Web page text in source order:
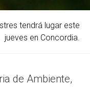
tendrá lugar este
jueves en Concordia.
de Ambiente,